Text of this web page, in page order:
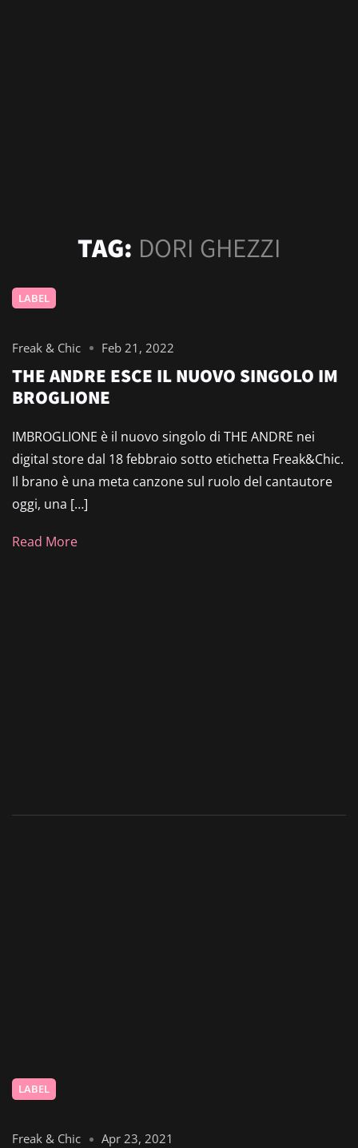
TAG: DORI GHEZZI
LABEL
Freak & Chic Feb 21, 2022
THE ANDRE ESCE IL NUOVO SINGOLO IM
BROGLIONE
IMBROGLIONE è il nuovo singolo di THE ANDRE nei
digital store dal 18 febbraio sotto etichetta Freak&Chic.
Il brano è una meta canzone sul ruolo del cantautore
oggi, una […]
Read More
LABEL
Freak & Chic Apr 23, 2021